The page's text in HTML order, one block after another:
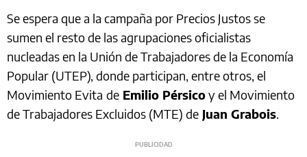
Se espera que a la campaña por Precios Justos se
sumen el resto de las agrupaciones oficialistas
nucleadas en la Unión de Trabajadores de la Economía
Popular (UTEP), donde participan, entre otros, el
Movimiento Evita de Emilio Pérsicoy el Movimiento
de Trabajadores Excluidos (MTE) de Juan Grabois.